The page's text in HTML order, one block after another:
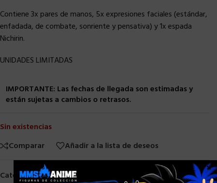
Contiene 3x pares de manos, 5x expresiones faciales (estándar,
enfadada, de combate, sonriente y pensativa) y 1x espada
Nichirin.
UNIDADES LIMITADAS
IMPORTANTE: Las fechas de llegada son estimadas y
están sujetas a cambios o retrasos.
Sin existencias
Comparar
Añadir a la lista de deseos
Categorías:Bandai,Otros Figuarts PRE-ORDER,S. H. Figuarts ×